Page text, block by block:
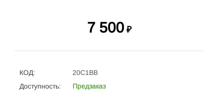
7 500 ₽
КОД:
20C1BB
Доступность:
Предзаказ